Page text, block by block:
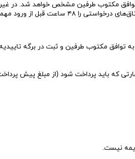
توافق مکتوب طرفین مشخص خواهد شد. در
سیاحتی و جهانگردی باید ۵۰% هزینه اقامت یک شب به ازاء تعداد اتاق‌های درخواستی را در
مکتوب طرفین و ثبت در برگه تاییدیه
که باید پرداخت شود (از مبلغ پیش‌